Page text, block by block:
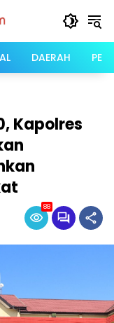
DAERAH
Kapolres
88